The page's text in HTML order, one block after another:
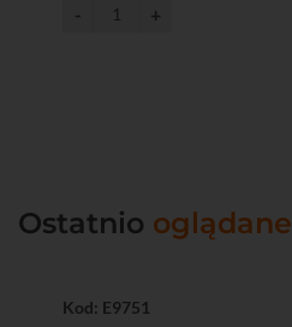
Ostatnio oglądane
Kod: E9751